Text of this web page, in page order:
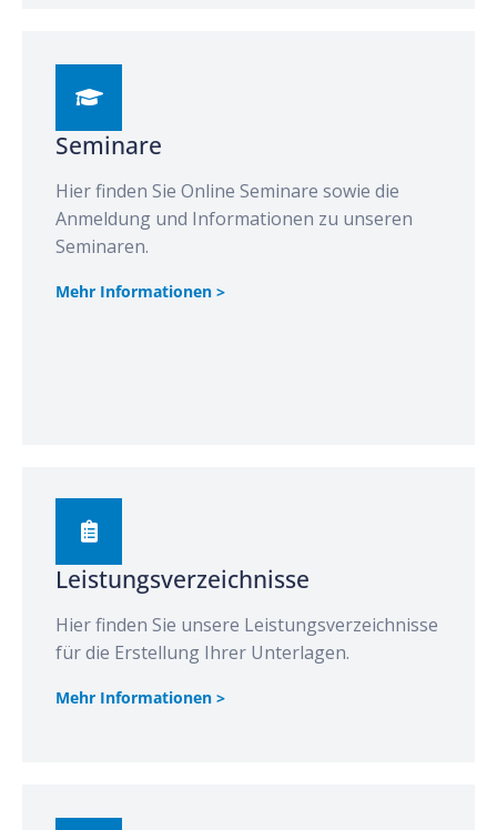
Seminare
Hier finden Sie Online Seminare sowie die
Anmeldung und Informationen zu unseren
Seminaren.
Mehr Informationen >
Leistungsverzeichnisse
Hier finden Sie unsere Leistungsverzeichnisse
für die Erstellung Ihrer Unterlagen.
Mehr Informationen >